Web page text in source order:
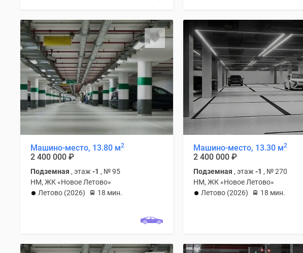
Машино-место, 13.80 м2
2 400 000 ₽
Подземная , этаж -1 , № 95
НМ, ЖК «Новое Летово»
Летово (2026)
18 мин.
Машино-место, 13.30 м2
2 400 000 ₽
Подземная , этаж -1 , № 270
НМ, ЖК «Новое Летово»
Летово (2026)
18 мин.